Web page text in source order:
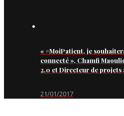
« #MoiPatient, je
connecté », Chamfi
2.0 et Directeur de projets
21/01/2017